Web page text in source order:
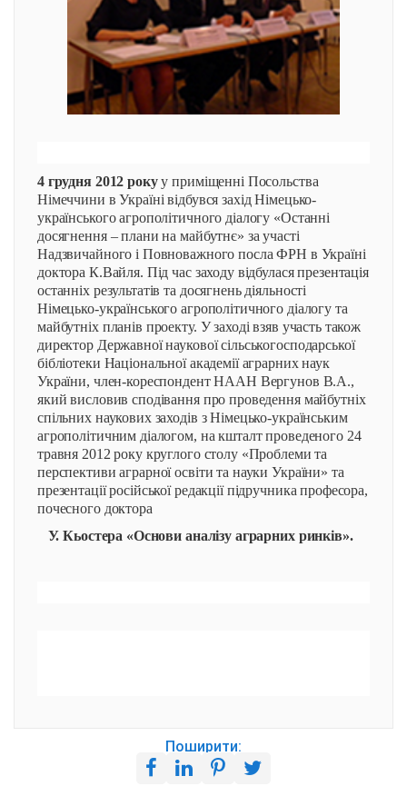
4 грудня 2012 рокуу приміщенні Посольства
Німеччини в Україні відбувся захід Німецько-
українського агрополітичного діалогу «Останні
досягнення – плани на майбутнє» за участі
Надзвичайного і Повноважного посла ФРН в Україні
доктора К.Вайля. Під час заходу відбулася презентація
останніх результатів та досягнень діяльності
Німецько-українського агрополітичного діалогу та
майбутніх планів проекту. У заході взяв участь також
директор Державної наукової сільськогосподарської
бібліотеки Національної академії аграрних наук
України, член-кореспондент НААН Вергунов В.А.,
який висловив сподівання про проведення майбутніх
спільних наукових заходів з Німецько-українським
агрополітичним діалогом, на кшталт проведеного 24
травня 2012 року круглого столу «Проблеми та
перспективи аграрної освіти та науки України» та
презентації російської редакції підручника професора,
почесного доктора
У. Кьостера «Основи аналізу аграрних ринків».
Поширити: